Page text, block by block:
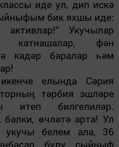
иде ул, дип искә
бик яхшы иде:
Укучылар
катнашалар, фән
кадәр баралар һәм
елын­да Сәрия
тәрбия эшләре
итеп билгелиләр.
өчләтә арта! Ул
укучы белем ала, 36
булу сый­ныф